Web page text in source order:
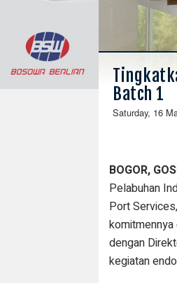
Batch 1
Saturday, 16
BOGOR,
Pelabuhan
Port
dengan
kegiatan